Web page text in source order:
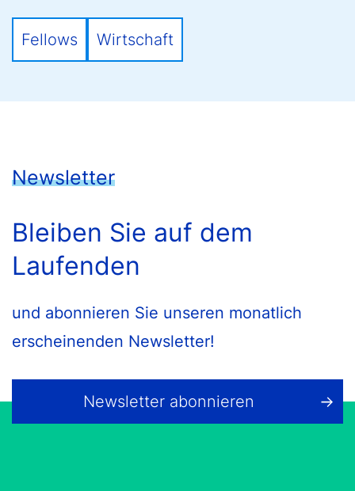
Fellows Wirtschaft
Newsletter
Bleiben Sie auf dem
Laufenden
und abonnieren Sie unseren monatlich
erscheinenden Newsletter!
Newsletter abonnieren